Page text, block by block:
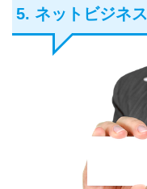
5. ネットビジネ